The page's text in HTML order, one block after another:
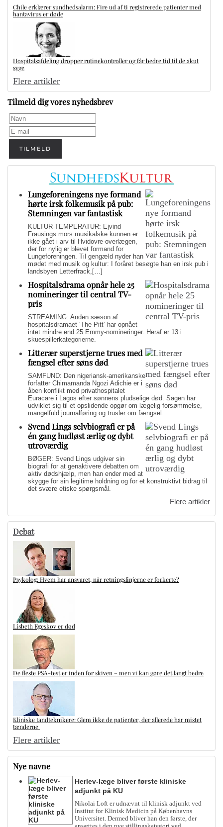
Chile erklærer sundhedsalarm: Fire ud af ti registrerede patienter med
hantavirus er døde
Hospitalsafdeling dropper rutinekontroller og får bedre tid til de akut
syge
Flere artikler
Tilmeld dig vores nyhedsbrev
TILMELD
Lungeforeningens nye formand
hørte irsk folkemusik på pub:
Stemningen var fantastisk
KULTUR-TEMPERATUR: Ejvind
Frausings mors musikalske kunnen er
ikke gået i arv til Hvidovre-overlægen,
der for nylig er blevet formand for
Lungeforeningen. Til gengæld nyder han
mødet med musik og kultur: I foråret besøgte han en irsk pub i
landsbyen Letterfrack,[…]
Hospitalsdrama opnår hele 25
nomineringer til central TV-
pris
STREAMING: Anden sæson af
hospitalsdramaet ‘The Pitt’ har opnået
intet mindre end 25 Emmy-nomineringer. Heraf er 13 i
skuespillerkategorierne.
Litterær superstjerne trues med
fængsel efter søns død
SAMFUND: Den nigeriansk-amerikanske
forfatter Chimamanda Ngozi Adichie er i
åben konflikt med privathospitalet
Euracare i Lagos efter sønnens pludselige død. Sagen har
udviklet sig til et opslidende opgør om lægelig forsømmelse,
mangelfuld journalføring og trusler om fængsel.
Svend Lings selvbiografi er på
én gang hudløst ærlig og dybt
utroværdig
BØGER: Svend Lings udgiver sin
biografi for at genaktivere debatten om
aktiv dødshjælp, men han ender med at
skygge for sin legitime holdning og for et konstruktivt bidrag til
det svære etiske spørgsmål.
Flere artikler
Debat
Psykolog: Hvem har ansvaret, når retningslinjerne er forkerte?
Lisbeth Egeskov er død
De fleste PSA-test er inden for skiven – men vi kan gøre det langt bedre
Kliniske tandteknikere: Glem ikke de patienter, der allerede har mistet
tænderne
Flere artikler
Nye navne
Herlev-læge bliver første kliniske
adjunkt på KU
Nikolai Loft er udnævnt til klinisk adjunkt ved
Institut for Klinisk Medicin på Københavns
Universitet. Dermed bliver han den første, der